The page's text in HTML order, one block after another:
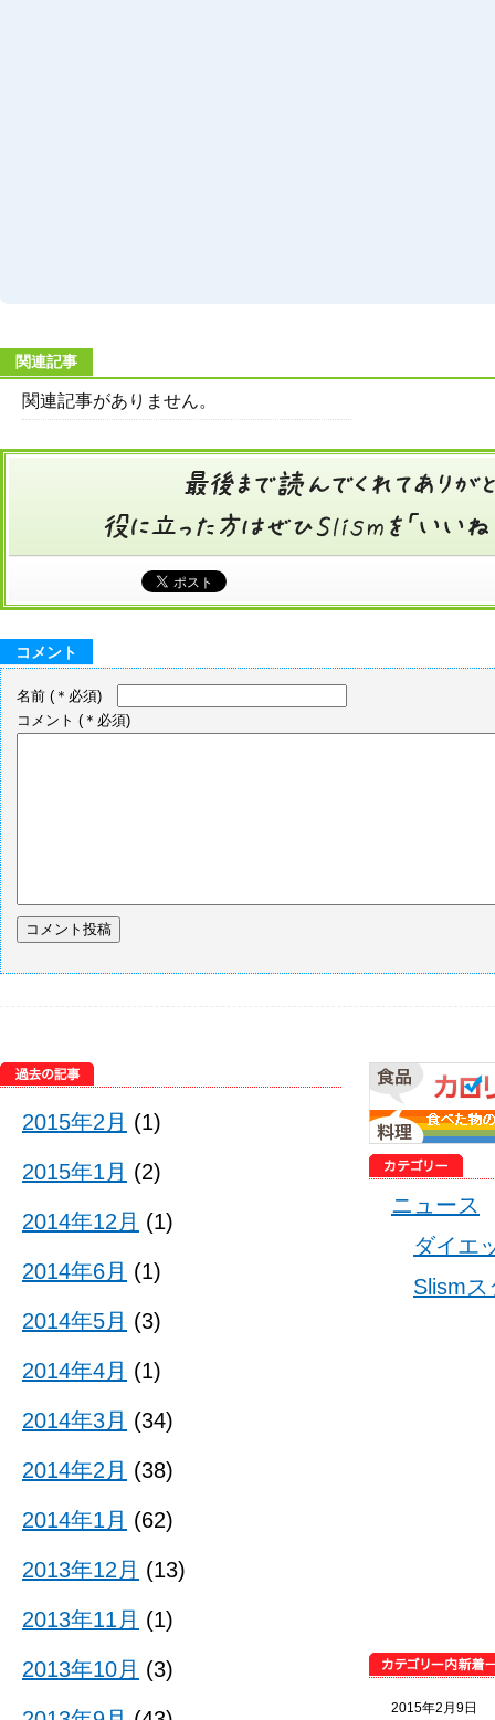
関連記事
関連記事がありません。
コメント
名前 (＊必須)
コメント (＊必須)
ニュース
ダイエ
Slism
2015年2月9日
2015年2月 (1)
2015年1月 (2)
2014年12月 (1)
2014年6月 (1)
2014年5月 (3)
2014年4月 (1)
2014年3月 (34)
2014年2月 (38)
2014年1月 (62)
2013年12月 (13)
2013年11月 (1)
2013年10月 (3)